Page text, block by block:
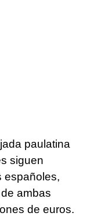
paulatina
siguen
españoles,
ambas
de euros.